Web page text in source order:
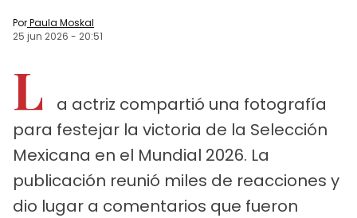
PorPaula Moskal
25 jun 2026 - 20:51
L
a actriz compartió una fotografía
para festejar la victoria de la Selección
Mexicana en el Mundial 2026. La
publicación reunió miles de reacciones y
dio lugar a comentarios que fueron